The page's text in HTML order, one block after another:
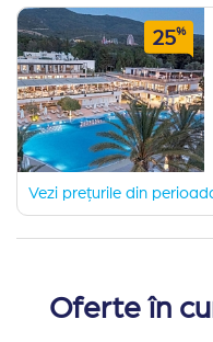
25%
Vezi prețurile din
Oferte în